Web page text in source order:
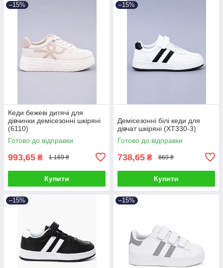
–15%
Кеди бежеві дитячі для
дівчинки демісезонні шкіряні
(6110)
Готово до відправки
993,65 ₴ 1 169 ₴
Купити
–15%
Демісезонні білі кеди для
дівчат шкіряні (XT330-3)
Готово до відправки
738,65 ₴ 869 ₴
Купити
–15% –15%